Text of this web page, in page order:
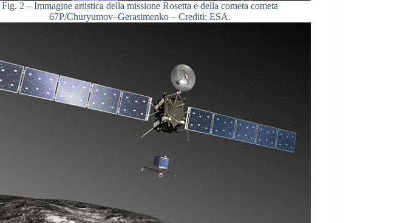
Fig. 2 – Immagine artistica della missione Rosetta e della cometa cometa
67P/Churyumov–Gerasimenko – Crediti: ESA.